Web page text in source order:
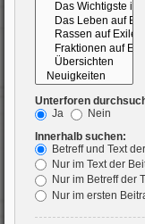
Unterforen
Ja
Nein
Innerhalb suchen:
Betreff und Text
Nur im Text der
Nur im Betreff der
Nur im ersten